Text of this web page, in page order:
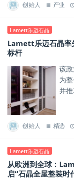
创始人 产业
Lamett乐迈石晶
Lamett乐迈石晶率
标杆
该
为
并
创始人 精选
Lamett乐迈石晶
从欧洲到全球：
启“石晶全屋整装时